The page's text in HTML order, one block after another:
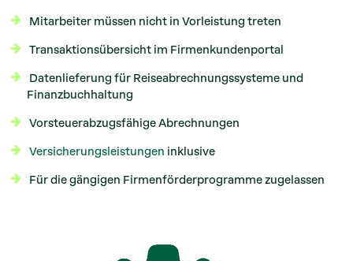
Mitarbeiter müssen nicht in Vorleistung treten
Transaktionsübersicht im Firmenkundenportal
Datenlieferung für Reiseabrechnungssysteme und
Finanzbuchhaltung
Vorsteuerabzugsfähige Abrechnungen
Versicherungsleistungen inklusive
Für die gängigen Firmenförderprogramme zugelassen